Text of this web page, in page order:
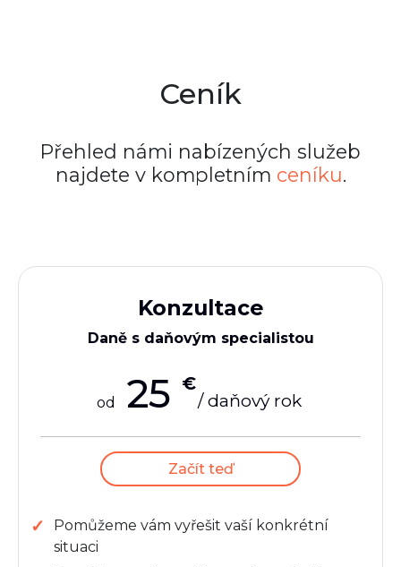
Ceník
Přehled námi nabízených služeb
najdete v kompletním ceníku.
Konzultace
Daně s daňovým specialistou
od 25 €
/ daňový rok
Začít teď
Pomůžeme vám vyřešit vaší konkrétní
situaci